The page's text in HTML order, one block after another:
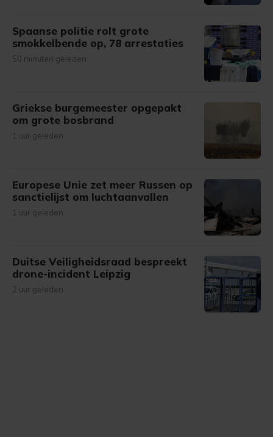
Spaanse politie rolt grote
smokkelbende op, 78 arrestaties
50 minuten geleden
Griekse burgemeester opgepakt
om grote bosbrand
1 uur geleden
Europese Unie zet meer Russen op
sanctielijst om luchtaanvallen
1 uur geleden
Duitse Veiligheidsraad bespreekt
drone-incident Leipzig
2 uur geleden